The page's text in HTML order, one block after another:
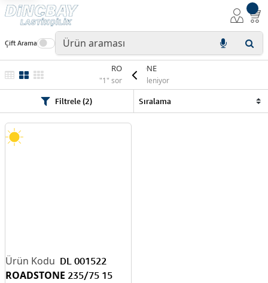
Çift Arama
ROADSTONE
"1" sonuç listeleniyor
Filtrele (2)
DL 001522
ROADSTONE 235/75 15